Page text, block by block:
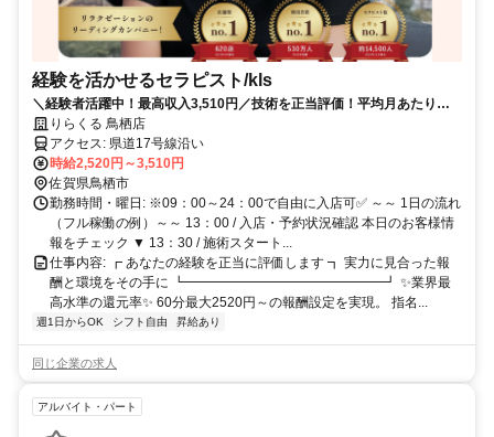
経験を活かせるセラピスト/kls
＼経験者活躍中！最高収入3,510円／技術を正当評価！平均月あたりの
収入33万円!集客は大手にお任せ！施術に集中✨【佐賀県鳥栖市古賀町】
りらくる 鳥栖店
アクセス: 県道17号線沿い
時給2,520円～3,510円
佐賀県鳥栖市
勤務時間・曜日: ※09：00～24：00で自由に入店可✅ ～～ 1日の流れ
（フル稼働の例）～～ 13：00 / 入店・予約状況確認 本日のお客様情
報をチェック ▼ 13：30 / 施術スタート...
仕事内容: ┏ あなたの経験を正当に評価します ┓ 実力に見合った報
酬と環境をその手に ┗━━━━━━━━━━━━━━━┛ ✨業界最
高水準の還元率✨ 60分最大2520円～の報酬設定を実現。 指名...
週1日からOK シフト自由 昇給あり
同じ企業の求人
アルバイト・パート